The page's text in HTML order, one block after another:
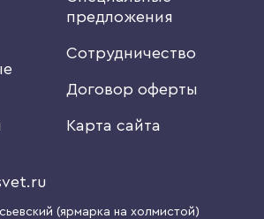
предложения
Сотрудничество
Договор оферты
Карта сайта
(ярмарка на холмистой)